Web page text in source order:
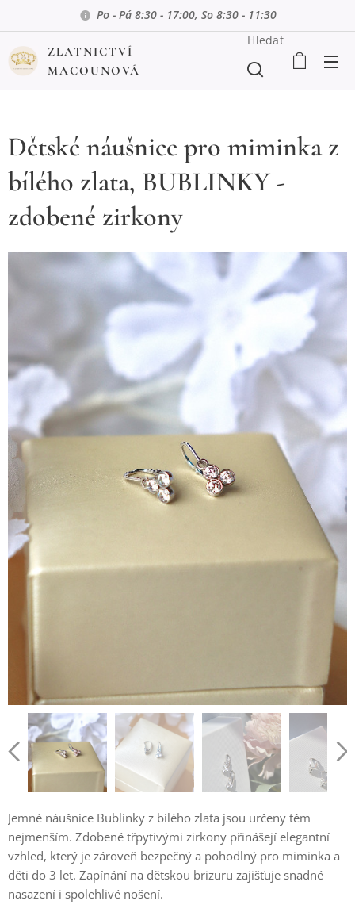
Po - Pá 8:30 - 17:00, So 8:30 - 11:30
ZLATNICTVÍ
MACOUNOVÁ
Hledat
Dětské náušnice pro miminka z
bílého zlata, BUBLINKY -
zdobené zirkony
Jemné náušnice Bublinky z bílého zlata jsou určeny těm
nejmenším. Zdobené třpytivými zirkony přinášejí elegantní
vzhled, který je zároveň bezpečný a pohodlný pro miminka a
děti do 3 let. Zapínání na dětskou brizuru zajišťuje snadné
nasazení i spolehlivé nošení.